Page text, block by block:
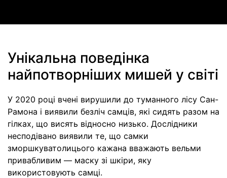
Унікальна поведінка
найпотворніших мишей у світі
У 2020 році вчені вирушили до туманного лісу Сан-
Рамона і виявили безліч самців, які сидять разом на
гілках, що висять відносно низько. Дослідники
несподівано виявили те, що самки
зморшкуватолицього кажана вважають вельми
привабливим — маску зі шкіри, яку
використовують самці.